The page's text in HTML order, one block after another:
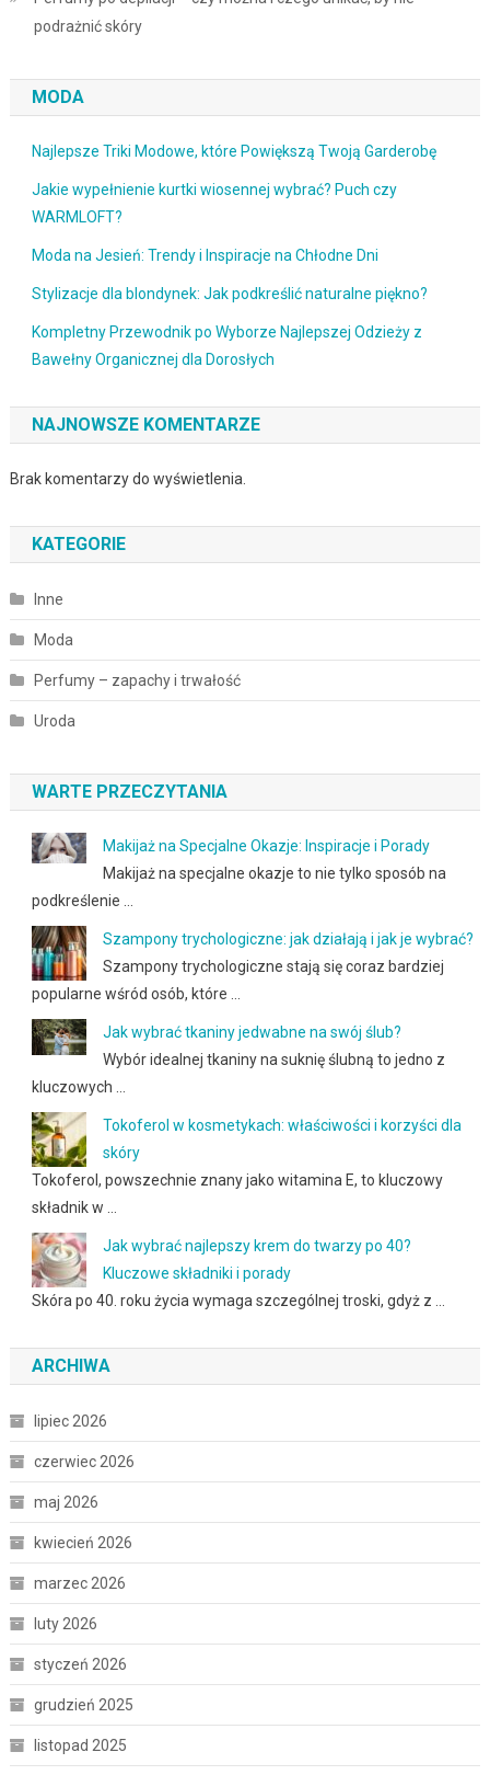
podrażnić skóry
MODA
Najlepsze Triki Modowe, które Powiększą Twoją Garderobę
Jakie wypełnienie kurtki wiosennej wybrać? Puch czy
WARMLOFT?
Moda na Jesień: Trendy i Inspiracje na Chłodne Dni
Stylizacje dla blondynek: Jak podkreślić naturalne piękno?
Kompletny Przewodnik po Wyborze Najlepszej Odzieży z
Bawełny Organicznej dla Dorosłych
NAJNOWSZE KOMENTARZE
Brak komentarzy do wyświetlenia.
KATEGORIE
Inne
Moda
Perfumy – zapachy i trwałość
Uroda
WARTE PRZECZYTANIA
Makijaż na Specjalne Okazje: Inspiracje i Porady
Makijaż na specjalne okazje to nie tylko sposób na
podkreślenie …
Szampony trychologiczne: jak działają i jak je wybrać?
Szampony trychologiczne stają się coraz bardziej
popularne wśród osób, które …
Jak wybrać tkaniny jedwabne na swój ślub?
Wybór idealnej tkaniny na suknię ślubną to jedno z
kluczowych …
Tokoferol w kosmetykach: właściwości i korzyści dla
skóry
Tokoferol, powszechnie znany jako witamina E, to kluczowy
składnik w …
Jak wybrać najlepszy krem do twarzy po 40?
Kluczowe składniki i porady
Skóra po 40. roku życia wymaga szczególnej troski, gdyż z …
ARCHIWA
lipiec 2026
czerwiec 2026
maj 2026
kwiecień 2026
marzec 2026
luty 2026
styczeń 2026
grudzień 2025
listopad 2025